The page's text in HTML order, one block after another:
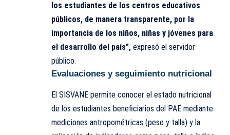
los estudiantes de los centros educativos
públicos, de manera transparente, por la
importancia de los niños, niñas y jóvenes para
el desarrollo del país”, expresó el servidor
público.
Evaluaciones y seguimiento nutricional
El SISVANE permite conocer el estado nutricional
de los estudiantes beneficiarios del PAE mediante
mediciones antropométricas (peso y talla) y la